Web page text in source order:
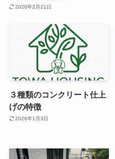
2026年2月21日
３種類のコンクリート仕上
げの特徴
2026年1月3日